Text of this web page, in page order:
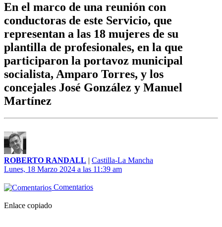
En el marco de una reunión con
conductoras de este Servicio, que
representan a las 18 mujeres de su
plantilla de profesionales, en la que
participaron la portavoz municipal
socialista, Amparo Torres, y los
concejales José González y Manuel
Martínez
ROBERTO RANDALL | Castilla-La Mancha
Lunes, 18 Marzo 2024 a las 11:39 am
Comentarios
Enlace copiado